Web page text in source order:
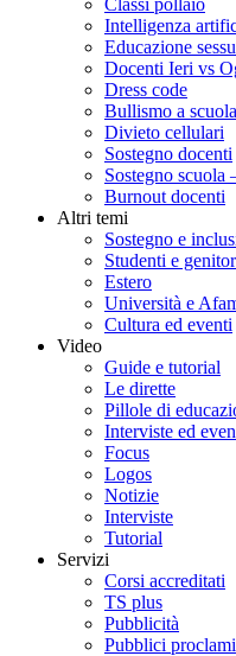
Classi pollaio
Intelligenza
Educazione
Docenti Ieri vs
Dress code
Bullismo a scuola
Divieto cellulari
Sostegno docenti
Sostegno scuola
Burnout docenti
Altri temi
Sostegno e
Studenti e
Estero
Università e
Cultura ed eventi
Video
Guide e tutorial
Le dirette
Pillole di
Interviste ed
Focus
Logos
Notizie
Interviste
Tutorial
Servizi
Corsi accreditati
TS plus
Pubblicità
Pubblici proclami